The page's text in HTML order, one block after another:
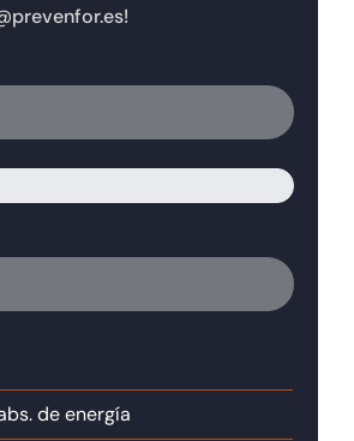
de energía